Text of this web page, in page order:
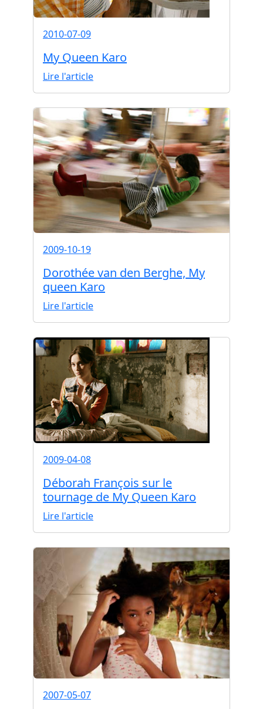
2010-07-09
My Queen Karo
Lire l'article
2009-10-19
Dorothée van den Berghe, My
queen Karo
Lire l'article
2009-04-08
Déborah François sur le
tournage de My Queen Karo
Lire l'article
2007-05-07